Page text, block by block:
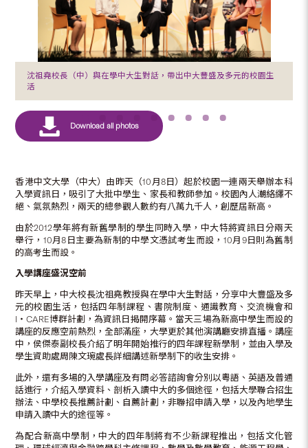
沈祖堯校長（中）與在學中大生對話，帶出中大豐盛及多元的校園生
活
香港中文大學（中大）由昨天（10月8日）起於校園一連兩天舉辦本科
入學資訊日，吸引了大批中學生、家長和教師參加。校園內人潮絡繹不
絕、氣氛熱烈，兩天的總參觀人數約有八萬九千人，創歷屆新高。
由於2012學年將有新舊學制的學生同時入學，中大特將資訊日分兩天
舉行，10月8日主要為新制的中學文憑試考生而設，10月9日則為舊制
的高考生而設。
入學講座盛況空前
昨天早上，中大校長沈祖堯教授與在學中大生對話，分享中大豐盛及多
元的校園生活，包括四年制課程、書院制度、通識教育、交流機會和
I‧CARE博群計劃，為資訊日揭開序幕。當天三場為新高中學生而設的
講座的反應空前熱烈，全部滿座，大學更於其他演講廳安排直播。講座
中，侯傑泰副校長介紹了明年開始推行的四年課程新學制，並由入學及
學生資助處周陳文琬處長詳細講述新學制下的收生安排。
此外，還有多場的入學講座及有問必答諮詢會分別以粵語、英語及普通
話進行，介紹入學資料、剖析入讀中大的多個途徑，包括大學聯合招生
辦法、中學校長推薦計劃、自薦計劃，非聯招申請入學，以及內地學生
申請入讀中大的途徑等。
為配合新高中學制，中大的四年制將有不少新課程推出，包括文化管